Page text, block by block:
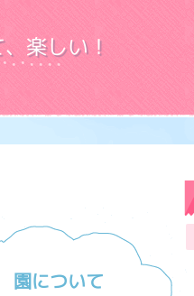
楽しい！
園について